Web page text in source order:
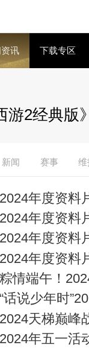
新闻资讯
新 新闻
题] 2024
题] 2024
题] 2024
题] 2024
题] 粽情端